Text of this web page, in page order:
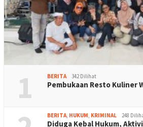
1 BERITA 342 Dilihat
Pembukaan Resto Kuliner
BERITA, HUKUM, KRIMINAL 248
Diduga Kebal Hukum,